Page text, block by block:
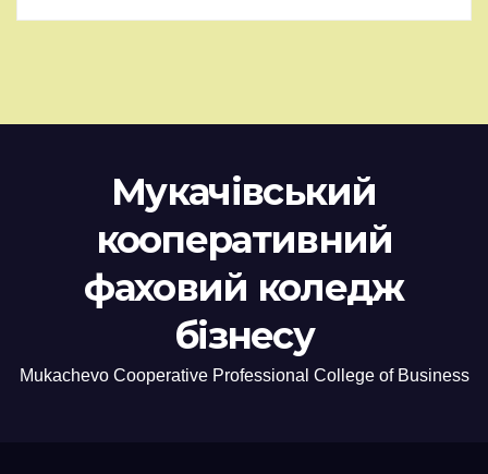
Мукачівський
кооперативний
фаховий коледж
бізнесу
Mukachevo Cooperative Professional College of Business